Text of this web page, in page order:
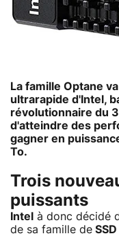
La famille Optane
ultrarapide d'Intel,
révolutionnaire du
d'atteindre des
gagner en
To.
Trois
puissants
Intel
à donc décidé
de sa famille de